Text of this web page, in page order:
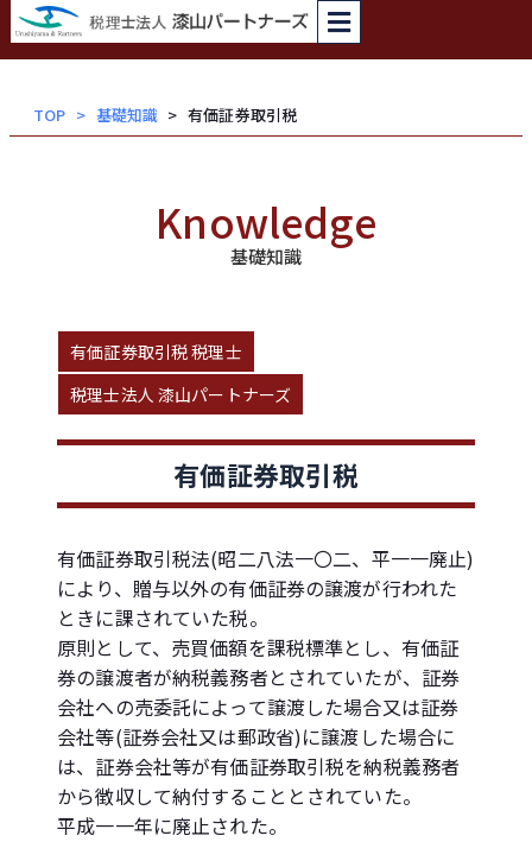
容
TOP 基礎知識 有価証券取引税
Knowledge
基礎知識
有価証券取引税 税理士
税理士法人 漆山パートナーズ
有価証券取引税
有価証券取引税法(昭二八法一〇二、平一一廃止)
により、贈与以外の有価証券の譲渡が行われた
ときに課されていた税。
原則として、売買価額を課税標準とし、有価証
券の譲渡者が納税義務者とされていたが、証券
会社への売委託によって譲渡した場合又は証券
会社等(証券会社又は郵政省)に譲渡した場合に
は、証券会社等が有価証券取引税を納税義務者
から徴収して納付することとされていた。
平成一一年に廃止された。